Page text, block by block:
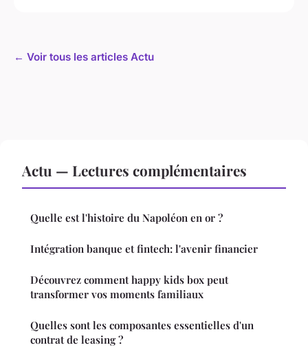
← Voir tous les articles Actu
Actu — Lectures complémentaires
Quelle est l'histoire du Napoléon en or ?
Intégration banque et fintech: l'avenir financier
Découvrez comment happy kids box peut
transformer vos moments familiaux
Quelles sont les composantes essentielles d'un
contrat de leasing ?